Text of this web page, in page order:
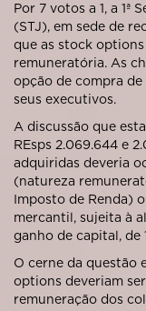
Por 7 votos a 1, a 1ª
(STJ), em sede de
que as stock
remuneratória. As
opção de compra de
seus executivos.
A discussão que
REsps 2.069.644 e
adquiridas deveria
(natureza
Imposto de Renda)
mercantil, sujeita à
ganho de capital, de
O cerne da questão
options deveriam
remuneração dos